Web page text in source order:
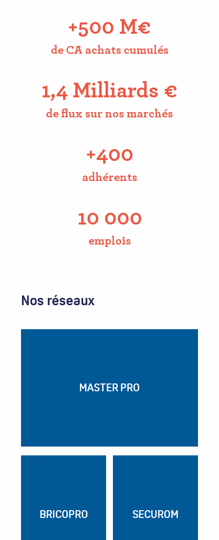
+500 M€
de CA achats cumulés
1,4 Milliards €
de flux sur nos marchés
+400
adhérents
10 000
emplois
Nos réseaux
MASTER PRO
BRICOPRO SECUROM